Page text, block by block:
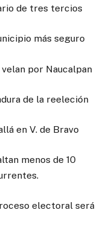
de tres tercios
más seguro
por Naucalpan
de la reeleción
en V. de Bravo
menos de 10
electoral será